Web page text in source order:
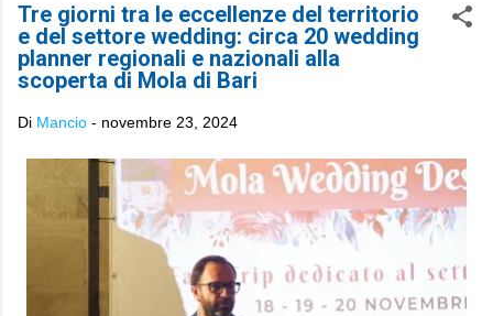
Tre giorni tra le eccellenze del territorio
e del settore wedding: circa 20 wedding
planner regionali e nazionali alla
scoperta di Mola di Bari
Di Mancio - novembre 23, 2024